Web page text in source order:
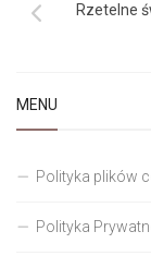
Rzetelne
MENU
Polityka plików
Polityka